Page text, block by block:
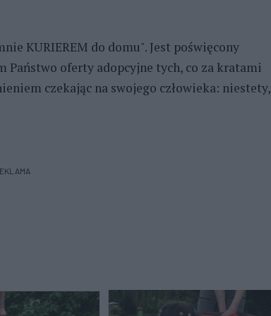
KURIEREM do domu". Jest poświęcony
oferty adopcyjne tych, co za kratami
czekając na swojego człowieka: niestety,